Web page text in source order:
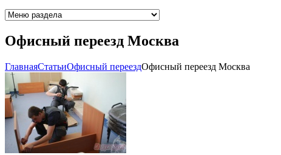
Офисный переезд Москва
ГлавнаяCтатьиОфисный переездОфисный переезд Москва